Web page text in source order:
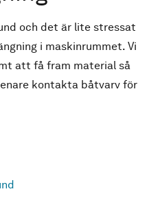
och det är lite stressat
i maskinrummet. Vi
att få fram material så
kontakta båtvarv för